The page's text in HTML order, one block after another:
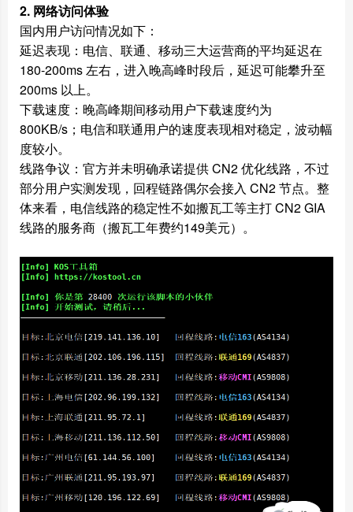
2. 网络访问体验
国内用户访问情况如下：
延迟表现：电信、联通、移动三大运营商的平均延迟在
180-200ms 左右，进入晚高峰时段后，延迟可能攀升至
200ms 以上。
下载速度：晚高峰期间移动用户下载速度约为
800KB/s；电信和联通用户的速度表现相对稳定，波动幅
度较小。
线路争议：官方并未明确承诺提供 CN2 优化线路，不过
部分用户实测发现，回程链路偶尔会接入 CN2 节点。整
体来看，电信线路的稳定性不如搬瓦工等主打 CN2 GIA
线路的服务商（搬瓦工年费约149美元）。